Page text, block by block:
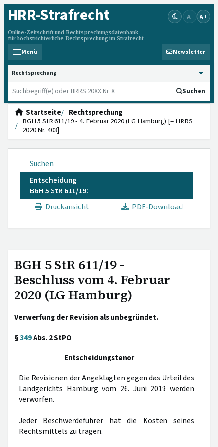
HRR-Strafrecht
Online-Zeitschrift und Rechtsprechungsdatenbank
für höchstrichterliche Rechtsprechung im Strafrecht
A- A+
Menü Newsletter
HRRS durchsuchen
Suchen
Startseite
Rechtsprechung
BGH 5 StR 611/19 - 4. Februar 2020 (LG Hamburg) [= HRRS
2020 Nr. 403]
Suchen
Entscheidung
BGH 5 StR 611/19:
Druckansicht
PDF-Download
BGH 5 StR 611/19 -
Beschluss vom 4. Februar
2020 (LG Hamburg)
Verwerfung der Revision als unbegründet.
§349Abs. 2 StPO
Entscheidungstenor
Die Revisionen der Angeklagten gegen das Urteil des
Landgerichts Hamburg vom 26. Juni 2019 werden
verworfen.
Jeder Beschwerdeführer hat die Kosten seines
Rechtsmittels zu tragen.